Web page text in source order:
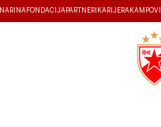
FONDACIJA PARTNERI KARIJERA KAMPOVI